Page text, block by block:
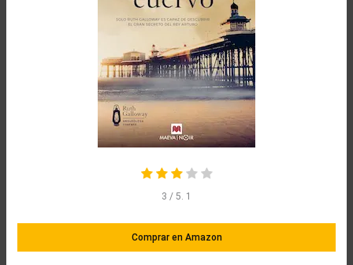
3 / 5. 1
Comprar en Amazon